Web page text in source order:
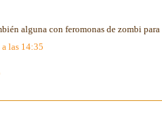
alguna con feromonas de zombi
las 14:35